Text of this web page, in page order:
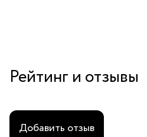
Рейтинг и отзывы
Добавить отзыв